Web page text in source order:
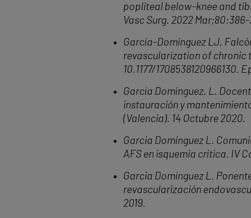
popliteal below-knee and
Vasc Surg. 2022
García-Domínguez LJ, Falcó
revascularization of chronic
10.1177/1708538120966130.
García Domínguez, L.
instauración y
(Valencia). 14 Octubre 2020.
Garcia Domínguez L.
AFS en isquemia crítica. IV
Garcia Domínguez L.
revascularización
2019.